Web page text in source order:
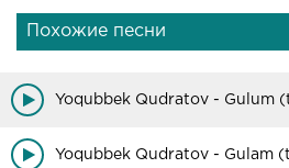
Похожие песни